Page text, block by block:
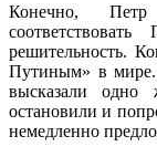
Конечно, Петр
решительность.
Путиным» в мире.
высказали одно
остановили и
немедленно